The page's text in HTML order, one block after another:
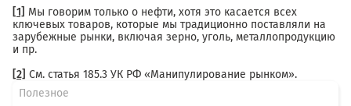
[1] Мы говорим только о нефти, хотя это касается всех
ключевых товаров, которые мы традиционно поставляли на
зарубежные рынки, включая зерно, уголь, металлопродукцию
и пр.
[2] См. статья 185.3 УК РФ «Манипулирование рынком».
Полезное